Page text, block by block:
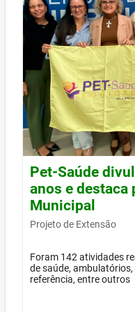
Pet-Saúde
anos e destaca
Municipal
Projeto de Extensão
Foram 142 atividades
de saúde,
referência, entre outros